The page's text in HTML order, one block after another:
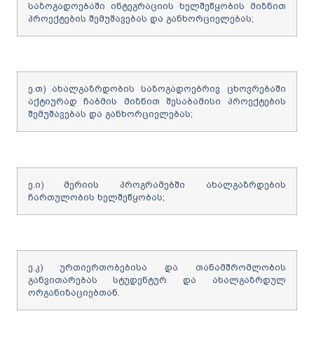
საზოგადოებაში ინტეგრაციის ხელშეწყობის მიზნით
პროექტების შემუშავებას და განხორციელებას;
ე.თ) ახალგაზრდობის საზოგადოებრივ ცხოვრებაში
აქტიურად ჩაბმის მიზნით შესაბამისი პროექტების
შემუშავებას და განხორციელებას;
ე.ი) მერიის პროგრამებში ახალგაზრდების
ჩართულობის ხელშეწყობას;
ე.კ) ურთიერთობებისა და თანამშრომლობის
განვითარებას სტუდენტურ და ახალგაზრდულ
ორგანიზაციებთან.